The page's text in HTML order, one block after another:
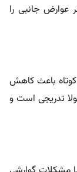
عوارض جانبی را
باعث کاهش
تدریجی است و